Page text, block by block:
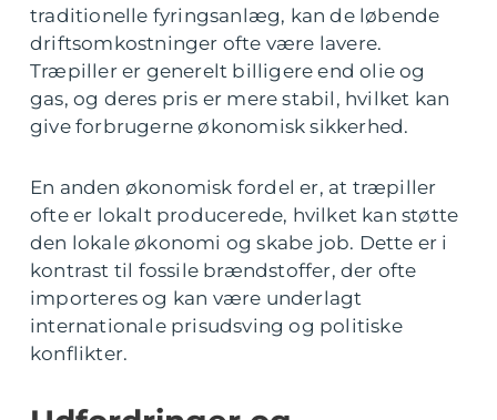
traditionelle fyringsanlæg, kan de løbende
driftsomkostninger ofte være lavere.
Træpiller er generelt billigere end olie og
gas, og deres pris er mere stabil, hvilket kan
give forbrugerne økonomisk sikkerhed.
En anden økonomisk fordel er, at træpiller
ofte er lokalt producerede, hvilket kan støtte
den lokale økonomi og skabe job. Dette er i
kontrast til fossile brændstoffer, der ofte
importeres og kan være underlagt
internationale prisudsving og politiske
konflikter.